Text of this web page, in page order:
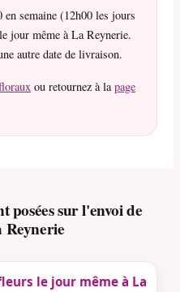
en semaine (12h00 les jours
jour même à La Reynerie.
autre date de livraison.
ou retournez à lapage
posées sur l'envoi de
le jour même à La